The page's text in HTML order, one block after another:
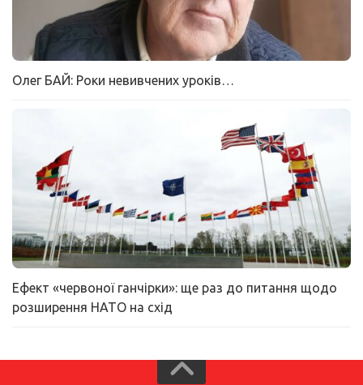
Олег БАЙ: Роки невивчених уроків…
Ефект «червоної ганчірки»: ще раз до питання щодо
розширення НАТО на схід